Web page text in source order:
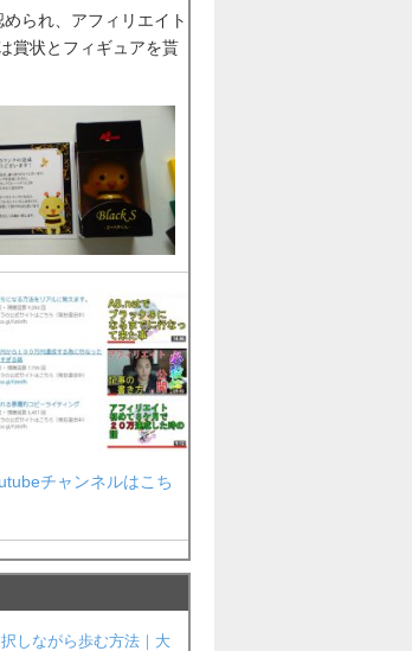
められ、アフィリエイト
賞状とフィギュアを貰
チャンネルはこち
しながら歩む方法｜大